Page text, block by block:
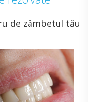
de zâmbetul tău